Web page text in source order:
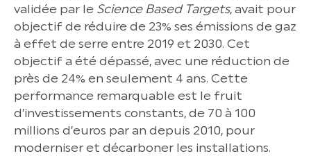
validée par le Science Based Targets, avait pour
objectif de réduire de 23% ses émissions de gaz
à effet de serre entre 2019 et 2030. Cet
objectif a été dépassé, avec une réduction de
près de 24% en seulement 4 ans. Cette
performance remarquable est le fruit
d’investissements constants, de 70 à 100
millions d’euros par an depuis 2010, pour
moderniser et décarboner les installations.